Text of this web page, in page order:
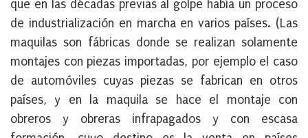
que en las décadas previas al golpe había un proceso
de industrialización en marcha en varios países. (Las
maquilas son fábricas donde se realizan solamente
montajes con piezas importadas, por ejemplo el caso
de automóviles cuyas piezas se fabrican en otros
países, y en la maquila se hace el montaje con
obreros y obreras infrapagados y con escasa